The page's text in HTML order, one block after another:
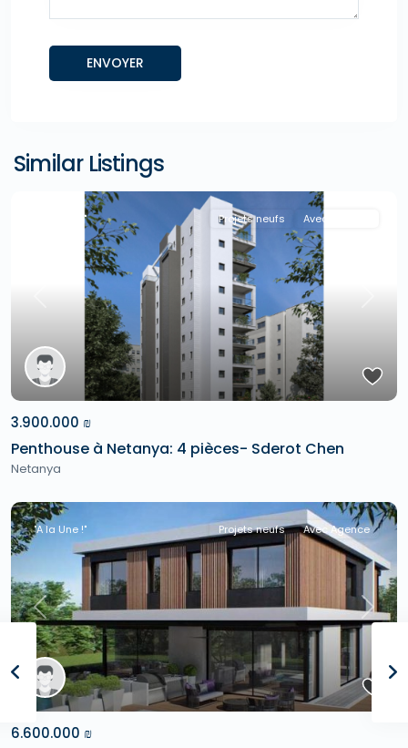
Similar Listings
Previous
"A la Une !" Projets neufs Avec Agence
3.900.000 ₪
Penthouse à Netanya: 4 pièces- Sderot Chen
Netanya
Previous Next
"A la Une !" Projets neufs Avec Agence
6.600.000 ₪